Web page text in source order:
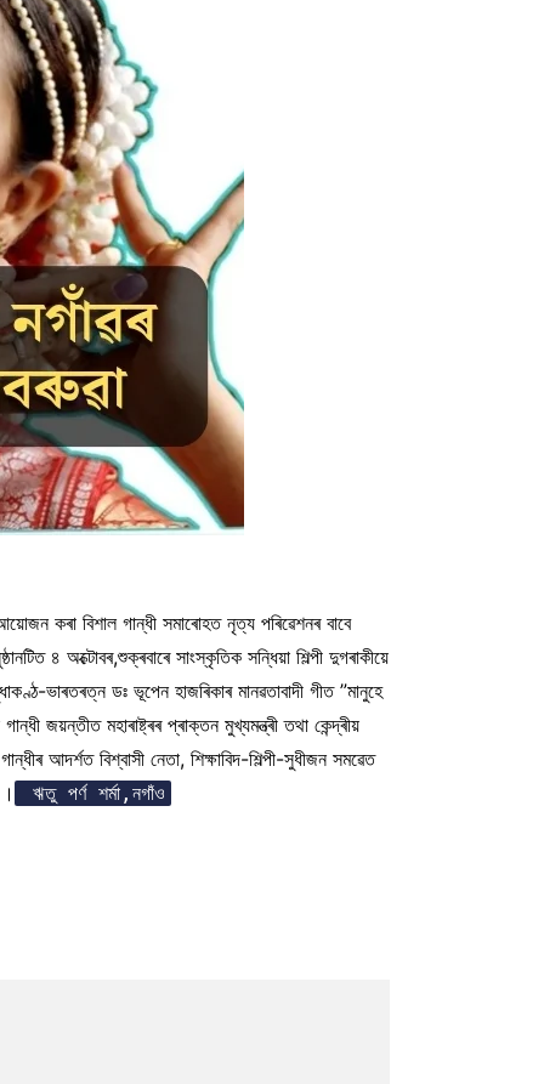
আয়োজন কৰা বিশাল গান্ধী সমাৰোহত নৃত্য পৰিৱেশনৰ বাবে
৪ অক্টোবৰ,শুক্ৰবাৰে সাংস্কৃতিক সন্ধিয়া শিল্পী দুগৰাকীয়ে
ভাৰতৰত্ন ডঃ ভূপেন হাজৰিকাৰ মানৱতাবাদী গীত ”মানুহে
জয়ন্তীত মহাৰাষ্ট্ৰৰ প্ৰাক্তন মুখ্যমন্ত্ৰী তথা কেন্দ্ৰীয়
আদৰ্শত বিশ্বাসী নেতা, শিক্ষাবিদ-শিল্পী-সুধীজন সমৱেত
ঋতু পৰ্ণ শৰ্মা,নগাঁও